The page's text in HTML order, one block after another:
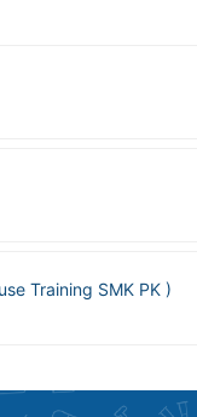
Training SMK PK )